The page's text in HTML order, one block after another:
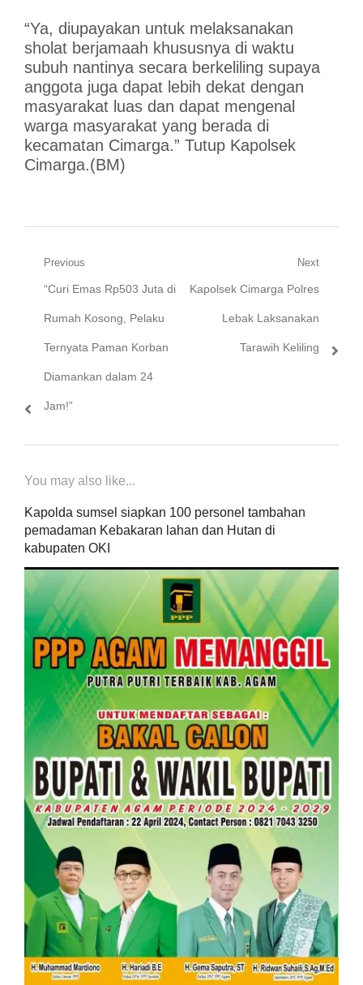
“Ya, diupayakan untuk melaksanakan
sholat berjamaah khususnya di waktu
subuh nantinya secara berkeliling supaya
anggota juga dapat lebih dekat dengan
masyarakat luas dan dapat mengenal
warga masyarakat yang berada di
kecamatan Cimarga.” Tutup Kapolsek
Cimarga.(BM)
Navigasi
pos
Previous
Previous
post:
“Curi Emas Rp503 Juta di
Rumah Kosong, Pelaku
Ternyata Paman Korban
Diamankan dalam 24
Jam!”
Next
Next
post:
Kapolsek Cimarga Polres
Lebak Laksanakan
Tarawih Keliling
You may also like...
Kapolda sumsel siapkan 100 personel tambahan
pemadaman Kebakaran lahan dan Hutan di
kabupaten OKI